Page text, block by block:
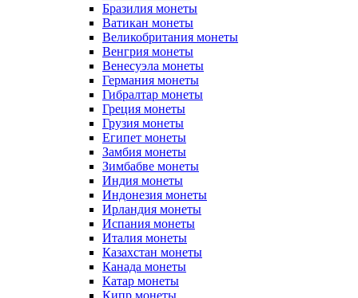
Бразилия монеты
Ватикан монеты
Великобритания монеты
Венгрия монеты
Венесуэла монеты
Германия монеты
Гибралтар монеты
Греция монеты
Грузия монеты
Египет монеты
Замбия монеты
Зимбабве монеты
Индия монеты
Индонезия монеты
Ирландия монеты
Испания монеты
Италия монеты
Казахстан монеты
Канада монеты
Катар монеты
Кипр монеты